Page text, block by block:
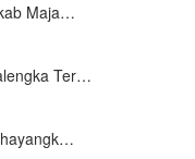
Maja…
Ter…